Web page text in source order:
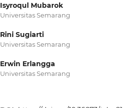
Isyroqul Mubarok
Universitas Semarang
Rini Sugiarti
Universitas Semarang
Erwin Erlangga
Universitas Semarang